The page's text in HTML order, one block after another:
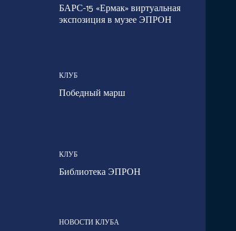
БАРС-15 «Ермак» виртуальная
экспозиция в музее ЭПРОН
КЛУБ
Победный марш
КЛУБ
Библиотека ЭПРОН
НОВОСТИ КЛУБА